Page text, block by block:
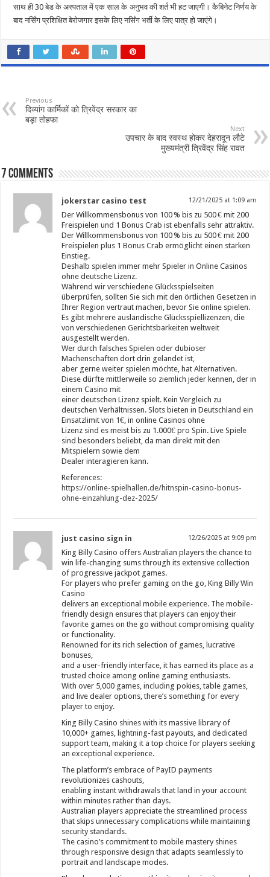
साथ ही 30 बेड के अस्पताल में एक साल के अनुभव की शर्त भी हट जाएगी। कैबिनेट निर्णय के
बाद नर्सिंग प्रशिक्षित बेरोजगार इसके लिए नर्सिंग भर्ती के लिए पात्र हो जाएंगे।
Previous
दिव्यांग कार्मिकों को त्रिवेंद्र सरकार का
बड़ा तोहफा
Next
उपचार के बाद स्वस्थ होकर देहरादून लौटे
मुख्यमंत्री त्रिवेंद्र सिंह रावत
7 comments
jokerstar casino test 12/21/2025 at 1:09 am
Der Willkommensbonus von 100 % bis zu 500 € mit 200
Freispielen und 1 Bonus Crab ist ebenfalls sehr attraktiv.
Der Willkommensbonus von 100 % bis zu 500 € mit 200
Freispielen plus 1 Bonus Crab ermöglicht einen starken
Einstieg.
Deshalb spielen immer mehr Spieler in Online Casinos
ohne deutsche Lizenz.
Während wir verschiedene Glücksspielseiten
überprüfen, sollten Sie sich mit den örtlichen Gesetzen in
Ihrer Region vertraut machen, bevor Sie online spielen.
Es gibt mehrere ausländische Glücksspiellizenzen, die
von verschiedenen Gerichtsbarkeiten weltweit
ausgestellt werden.
Wer durch falsches Spielen oder dubioser
Machenschaften dort drin gelandet ist,
aber gerne weiter spielen möchte, hat Alternativen.
Diese dürfte mittlerweile so ziemlich jeder kennen, der in
einem Casino mit
einer deutschen Lizenz spielt. Kein Vergleich zu
deutschen Verhältnissen. Slots bieten in Deutschland ein
Einsatzlimit von 1€, in online Casinos ohne
Lizenz sind es meist bis zu 1.000€ pro Spin. Live Spiele
sind besonders beliebt, da man direkt mit den
Mitspielern sowie dem
Dealer interagieren kann.
References:
https://online-spielhallen.de/hitnspin-casino-bonus-
ohne-einzahlung-dez-2025/
just casino sign in 12/26/2025 at 9:09 pm
King Billy Casino offers Australian players the chance to
win life-changing sums through its extensive collection
of progressive jackpot games.
For players who prefer gaming on the go, King Billy Win
Casino
delivers an exceptional mobile experience. The mobile-
friendly design ensures that players can enjoy their
favorite games on the go without compromising quality
or functionality.
Renowned for its rich selection of games, lucrative
bonuses,
and a user-friendly interface, it has earned its place as a
trusted choice among online gaming enthusiasts.
With over 5,000 games, including pokies, table games,
and live dealer options, there’s something for every
player to enjoy.
King Billy Casino shines with its massive library of
10,000+ games, lightning-fast payouts, and dedicated
support team, making it a top choice for players seeking
an exceptional experience.
The platform’s embrace of PayID payments
revolutionizes cashouts,
enabling instant withdrawals that land in your account
within minutes rather than days.
Australian players appreciate the streamlined process
that skips unnecessary complications while maintaining
security standards.
The casino’s commitment to mobile mastery shines
through responsive design that adapts seamlessly to
portrait and landscape modes.